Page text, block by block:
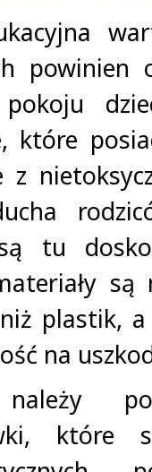
powinien
które
tu
są
plastik,
na
które